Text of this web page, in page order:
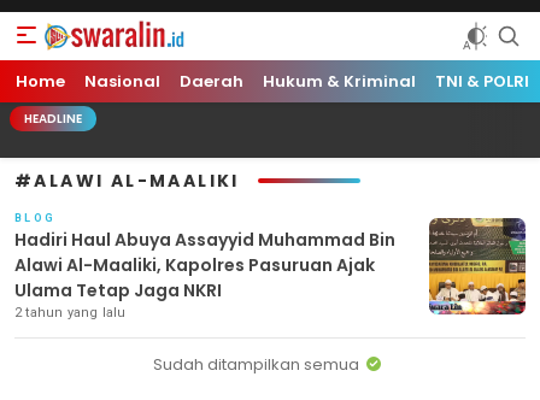
Swara Lin
Independent, Tajam & Profesional
Home Nasional Daerah Hukum & Kriminal TNI & POLRI
HEADLINE
#ALAWI AL-MAALIKI
BLOG
Hadiri Haul Abuya Assayyid Muhammad Bin
Alawi Al-Maaliki, Kapolres Pasuruan Ajak
Ulama Tetap Jaga NKRI
2 tahun yang lalu
Sudah ditampilkan semua